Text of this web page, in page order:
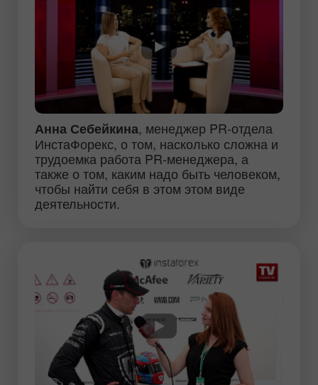
Анна Себейкина, менеджер PR-отдела
ИнстаФорекс, о том, насколько сложна и
трудоемка работа PR-менеджера, а
также о том, каким надо быть человеком,
чтобы найти себя в этом этом виде
деятельности.